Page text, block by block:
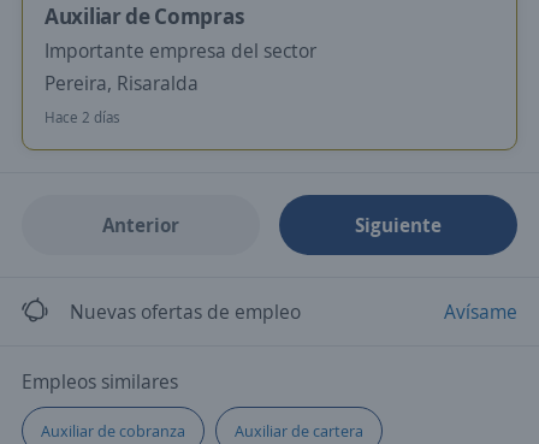
Auxiliar de Compras
Importante empresa del sector
Pereira, Risaralda
Hace 2 días
Anterior Siguiente
Nuevas ofertas de empleo Avísame
Empleos similares
Auxiliar de cobranza Auxiliar de cartera